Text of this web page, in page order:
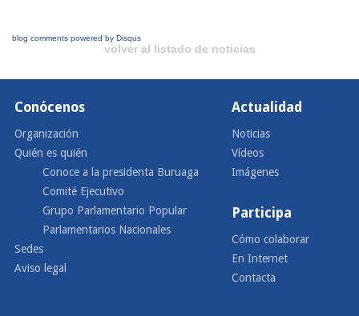
blog comments powered by Disqus
volver al listado de noticias
Conócenos
Organización
Quién es quién
Conoce a la presidenta Buruaga
Comité Ejecutivo
Grupo Parlamentario Popular
Parlamentarios Nacionales
Sedes
Aviso legal
Actualidad
Noticias
Vídeos
Imágenes
Participa
Cómo colaborar
En Internet
Contacta